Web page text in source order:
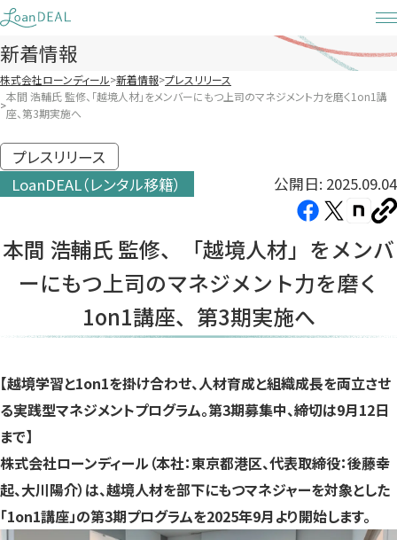
Skip
to
content
新着情報
株式会社ローンディール 新着情報 プレスリリース
本間 浩輔氏 監修、「越境人材」をメンバーにもつ上司のマネジメント力を磨く1on1講
座、第3期実施へ
プレスリリース
LoanDEAL（レンタル移籍）
公開日: 2025.09.04
Facebook（新
い
タ
ブ
で
ま
す）
X（新
い
タ
ブ
ま
す）
note（新
い
タ
ブ
ま
す）
コ
ピ
本間 浩輔氏 監修、「越境人材」をメンバ
ーにもつ上司のマネジメント力を磨く
1on1講座、第3期実施へ
【越境学習と1on1を掛け合わせ、人材育成と組織成長を両立させ
る実践型マネジメントプログラム。第3期募集中、締切は9月12日
まで】
株式会社ローンディール（本社：東京都港区、代表取締役：後藤幸
起、大川陽介）は、越境人材を部下にもつマネジャーを対象とした
「1on1講座」の第3期プログラムを2025年9月より開始します。